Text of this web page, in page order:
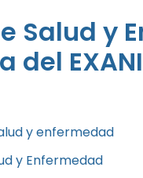
Salud y
del
y enfermedad
y Enfermedad